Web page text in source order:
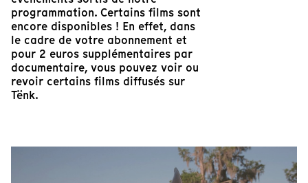
programmation. Certains films sont
encore disponibles ! En effet, dans
le cadre de votre abonnement et
pour 2 euros supplémentaires par
documentaire, vous pouvez voir ou
revoir certains films diffusés sur
Tënk.